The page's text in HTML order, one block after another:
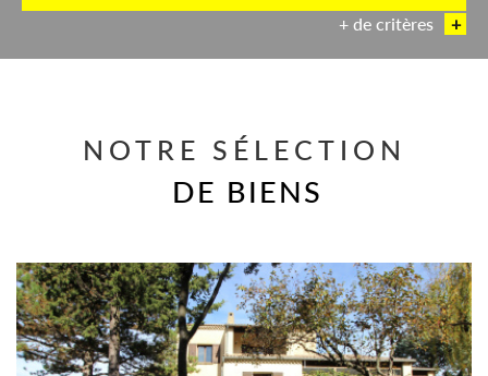
Piscine Parking Terrasse
+ de critères +
NOTRE SÉLECTION
DE BIENS